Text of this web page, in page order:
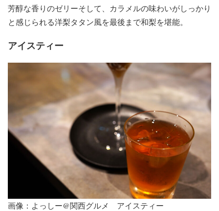
芳醇な香りのゼリーそして、カラメルの味わいがしっかり
と感じられる洋梨タタン風を最後まで和梨を堪能。
アイスティー
画像：よっしー@関西グルメ アイスティー